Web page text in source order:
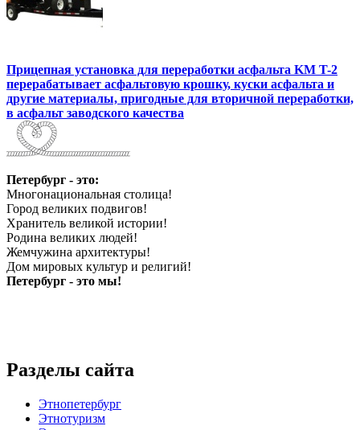
Прицепная установка для переработки асфальта KM T-2
перерабатывает асфальтовую крошку, куски асфальта и
другие материалы, пригодные для вторичной переработки,
в асфальт заводского качества
Петербург - это:
Многонациональная столица!
Город великих подвигов!
Хранитель великой истории!
Родина великих людей!
Жемчужина архитектуры!
Дом мировых культур и религий!
Петербург - это мы!
Разделы сайта
Этнопетербург
Этнотуризм